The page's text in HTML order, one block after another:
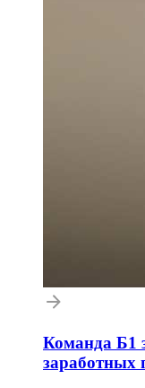
Команда Б1
заработных